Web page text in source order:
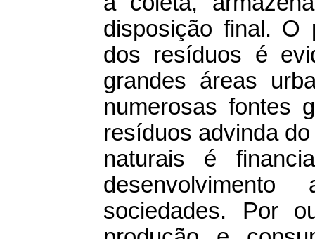
disposição final. O
dos resíduos é
grandes áreas
numerosas fontes
resíduos advinda
naturais é
sociedades. Por